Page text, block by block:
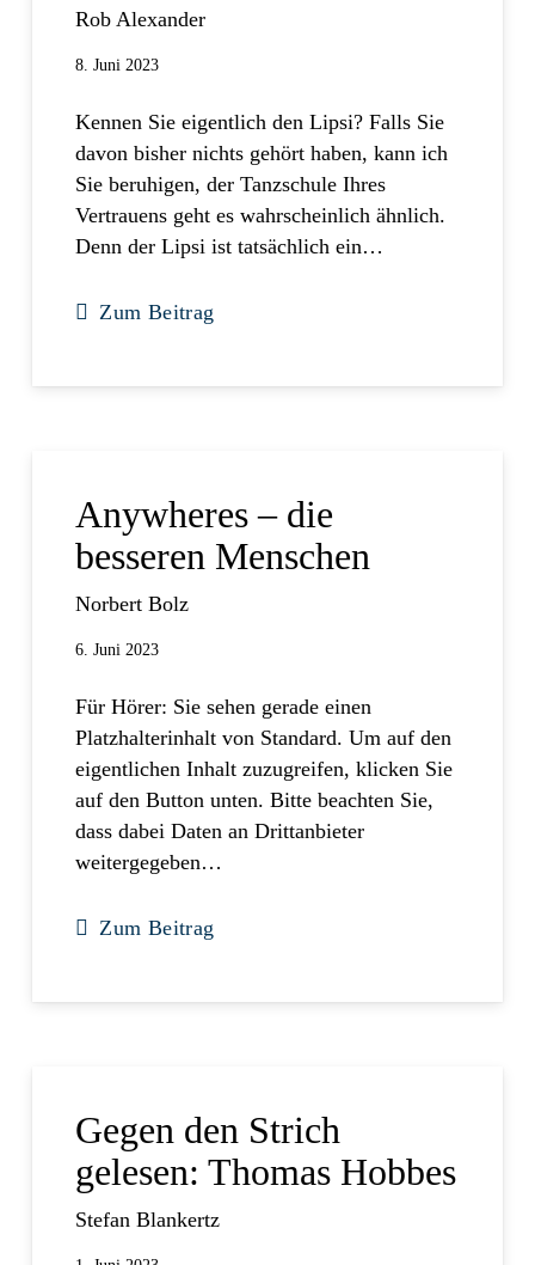
Rob Alexander
8. Juni 2023
Kennen Sie eigentlich den Lipsi? Falls Sie
davon bisher nichts gehört haben, kann ich
Sie beruhigen, der Tanzschule Ihres
Vertrauens geht es wahrscheinlich ähnlich.
Denn der Lipsi ist tatsächlich ein…
Zum Beitrag
Anywheres – die
besseren Menschen
Norbert Bolz
6. Juni 2023
Für Hörer: Sie sehen gerade einen
Platzhalterinhalt von Standard. Um auf den
eigentlichen Inhalt zuzugreifen, klicken Sie
auf den Button unten. Bitte beachten Sie,
dass dabei Daten an Drittanbieter
weitergegeben…
Zum Beitrag
Gegen den Strich
gelesen: Thomas Hobbes
Stefan Blankertz